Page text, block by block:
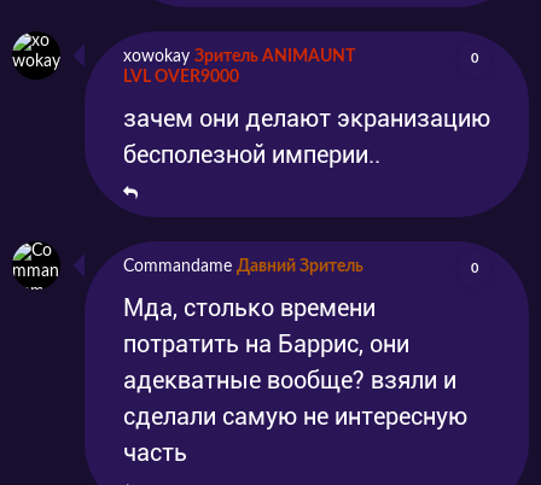
xowokay Зритель ANIMAUNT
LVL OVER9000
0
зачем они делают экранизацию
бесполезной империи..
Commandame Давний Зритель 0
Мда, столько времени
потратить на Баррис, они
адекватные вообще? взяли и
сделали самую не интересную
часть